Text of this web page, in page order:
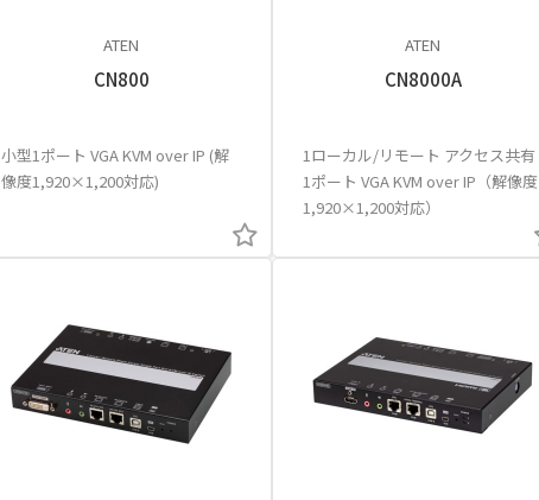
ATEN
CN800
小型1ポート VGA KVM over IP (解
像度1,920×1,200対応)
ATEN
CN8000A
1ローカル/リモート アクセス共有
1ポート VGA KVM over IP（解像度
1,920×1,200対応）